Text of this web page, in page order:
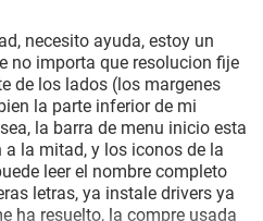
necesito ayuda, estoy un
no importa que resolucion fije
de los lados (los margenes
la parte inferior de mi
la barra de menu inicio esta
la mitad, y los iconos de la
leer el nombre completo
letras, ya instale drivers ya
ha resuelto, la compre usada